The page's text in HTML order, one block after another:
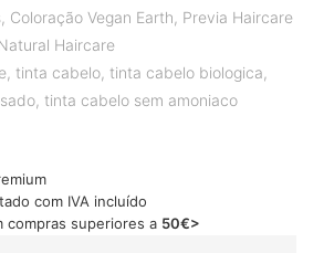
, Coloração Vegan Earth, Previa Haircare
Haircare
, tinta cabelo, tinta cabelo biologica,
, tinta cabelo sem amoniaco
com IVA incluído
compras superiores a 50€>